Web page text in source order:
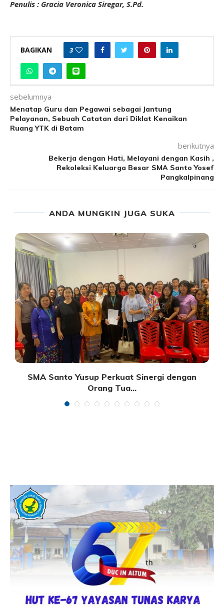
Penulis : Gracia Veronica Siregar, S.Pd.
BAGIKAN 3
sebelumnya
Menatap Guru dan Pegawai sebagai Jantung
Pelayanan, Sebuah Catatan dari Diklat Kenaikan
Ruang YTK di Batam
berikutnya
Bekerja dengan Hati, Melayani dengan Kasih ,
Rekoleksi Keluarga Besar SMA Santo Yosef
Pangkalpinang
ANDA MUNGKIN JUGA SUKA
SMA Santo Yusup Perkuat Sinergi dengan
Orang Tua...